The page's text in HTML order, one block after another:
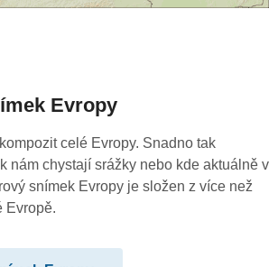
Evropy
celé Evropy. Snadno tak
nám chystají srážky nebo kde aktuálně v
snímek Evropy je složen z více než
Evropě.